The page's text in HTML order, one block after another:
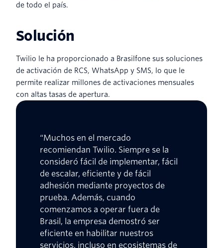
de todo el país.
Solución
Twilio le ha proporcionado a Brasilfone sus soluciones
de activación de RCS, WhatsApp y SMS, lo que le
permite realizar millones de activaciones mensuales
con altas tasas de apertura.
“Muchos en el mercado
recomiendan Twilio. Siempre se la
consideró fácil de implementar, fácil
de escalar, eficiente y de fácil
adhesión mediante proyectos de
prueba. Además, cuando
comenzamos a operar fuera de
Brasil, la empresa demostró ser
eficiente en habilitar nuestros
servicios, incluso en ecosistemas de